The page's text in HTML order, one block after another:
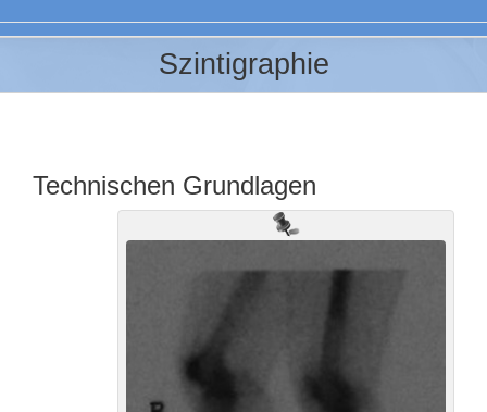
Szintigraphie
Technischen Grundlagen